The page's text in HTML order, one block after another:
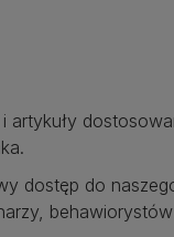
i artykuły
dostęp do